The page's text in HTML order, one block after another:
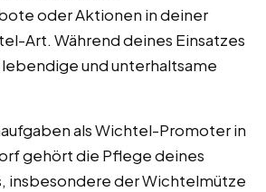
oder Aktionen in deiner
Art. Während deines Einsatzes
und unterhaltsame
als Wichtel-Promoter in
gehört die Pflege deines
insbesondere der Wichtelmütze